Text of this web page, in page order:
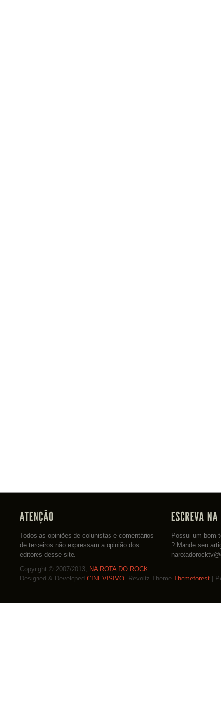
Todos as opiniões de colunistas e comentários
de terceiros não expressam a opinião dos
editores desse site.
Possui um bom
? Mande seu
Copyright © 2007/2013, NA ROTA DO ROCK
Designed & Developed CINEVISIVO. Revoltz Theme Themeforest |